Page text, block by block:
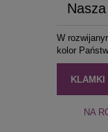
W
kolor
KLAMKI
NA